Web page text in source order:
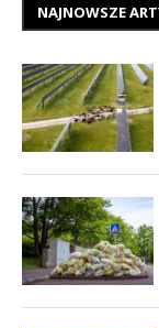
NAJNOWSZE